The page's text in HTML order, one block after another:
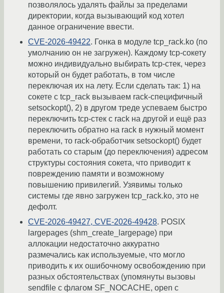
позволялось удалять файлы за пределами
директории, когда вызывающий код хотел
данное ограничение ввести.
CVE-2026-49422. Гонка в модуле tcp_rack.ko (по
умолчанию он не загружен). Каждому tcp-сокету
можно индивидуально выбирать tcp-стек, через
который он будет работать, в том числе
переключая их на лету. Если сделать так: 1) на
сокете с tcp_rack вызываем rack-специфичный
setsockopt(), 2) в другом треде успеваем быстро
переключить tcp-стек с rack на другой и ещё раз
переключить обратно на rack в нужный момент
времени, то rack-обработчик setsockopt() будет
работать со старым (до переключения) адресом
структуры состояния сокета, что приводит к
повреждению памяти и возможному
повышению привилегий. Узявимы только
системы где явно загружен tcp_rack.ko, это не
дефолт.
CVE-2026-49427, CVE-2026-49428. POSIX
largepages (shm_create_largepage) при
аллокации недостаточно аккуратно
размечались как используемые, что могло
приводить к их ошибочному освобождению при
разных обстоятельствах (упомянуты вызовы
sendfile с флагом SF_NOCACHE, open с